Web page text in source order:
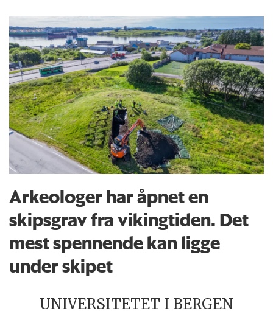
Arkeologer har åpnet en
skipsgrav fra vikingtiden. Det
mest spennende kan ligge
under skipet
UNIVERSITETET I BERGEN